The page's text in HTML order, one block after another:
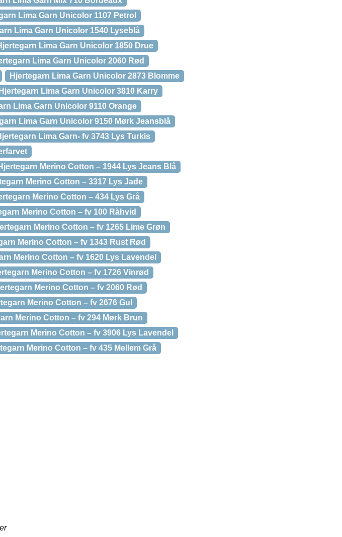
Lima Garn Unicolor 1107 Petrol
Lima Garn Unicolor 1540 Lyseblå
Lima Garn Unicolor 1850 Drue
Lima Garn Unicolor 2060 Rød
Hjertegarn Lima Garn Unicolor 2873 Blomme
Hjertegarn Lima Garn Unicolor 3810 Karry
Lima Garn Unicolor 9110 Orange
Lima Garn Unicolor 9150 Mørk Jeansblå
Lima Garn- fv 3743 Lys Turkis
Merino Cotton – 1944 Lys Jeans Blå
Merino Cotton – 3317 Lys Jade
Merino Cotton – 434 Lys Grå
Merino Cotton – fv 100 Råhvid
Merino Cotton – fv 1265 Lime Grøn
Merino Cotton – fv 1343 Rust Rød
Merino Cotton – fv 1620 Lys Lavendel
Merino Cotton – fv 1726 Vinrød
Merino Cotton – fv 2060 Rød
Merino Cotton – fv 2676 Gul
Merino Cotton – fv 294 Mørk Brun
Merino Cotton – fv 3906 Lys Lavendel
Merino Cotton – fv 435 Mellem Grå